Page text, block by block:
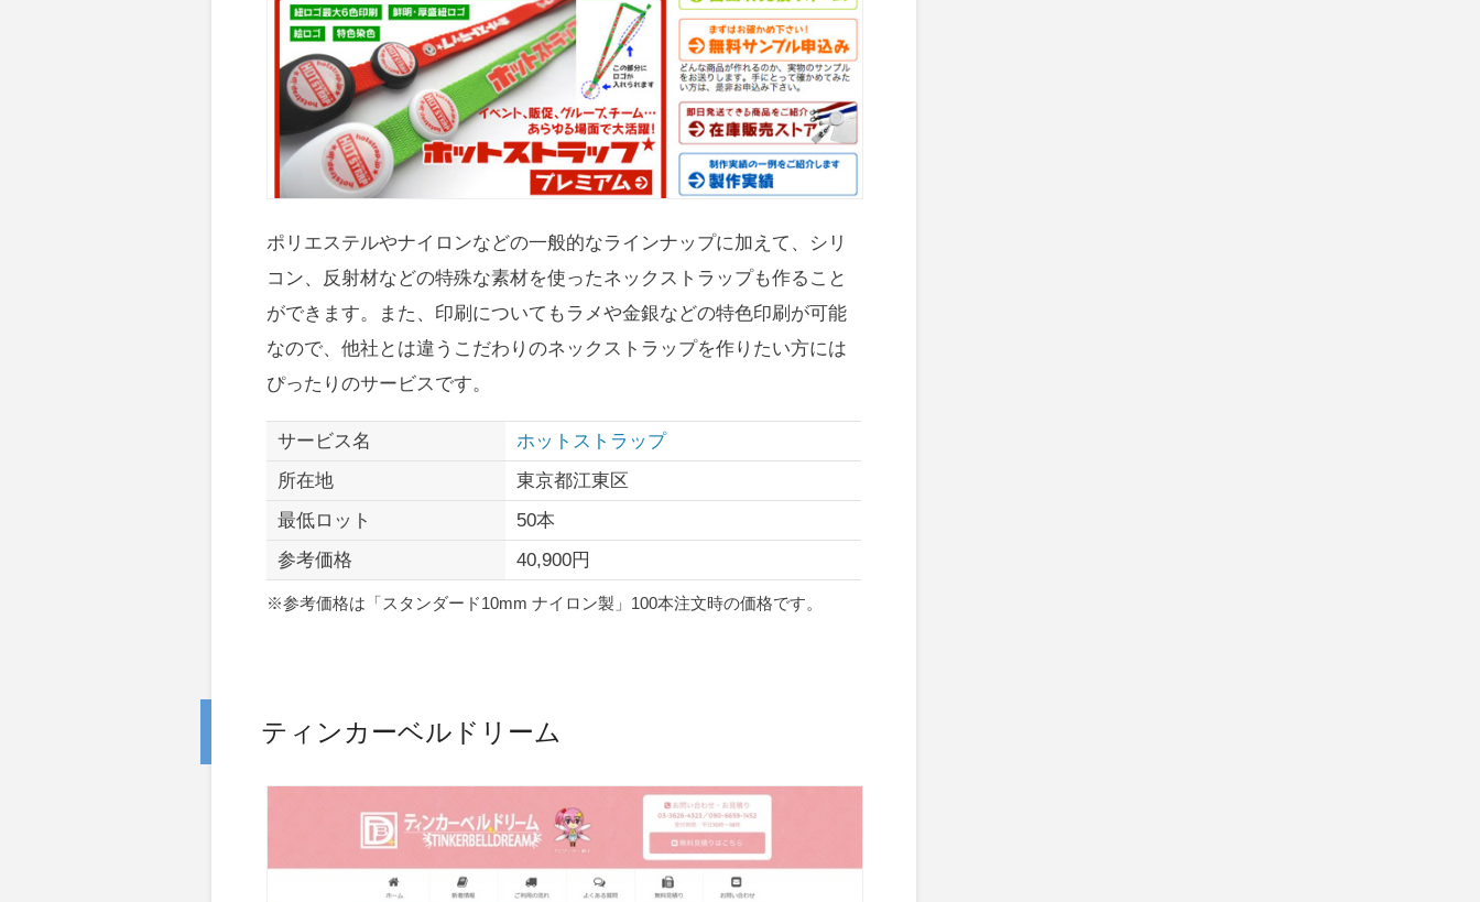
ポリエステルやナイロンなどの一般的なラインナップに加えて、シリ
コン、反射材などの特殊な素材を使ったネックストラップも作ること
ができます。また、印刷についてもラメや金銀などの特色印刷が可能
なので、他社とは違うこだわりのネックストラップを作りたい方には
ぴったりのサービスです。
サービス名
ホットストラップ
所在地
東京都江東区
最低ロット
50本
参考価格
40,900円
※参考価格は「スタンダード10mm ナイロン製」100本注文時の価格です。
ティンカーベルドリーム